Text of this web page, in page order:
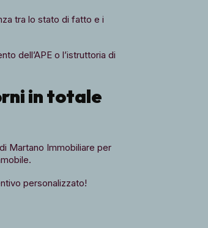
tra lo stato di fatto e i
dell’APE o l’istruttoria di
in totale
Martano Immobiliare per
personalizzato!